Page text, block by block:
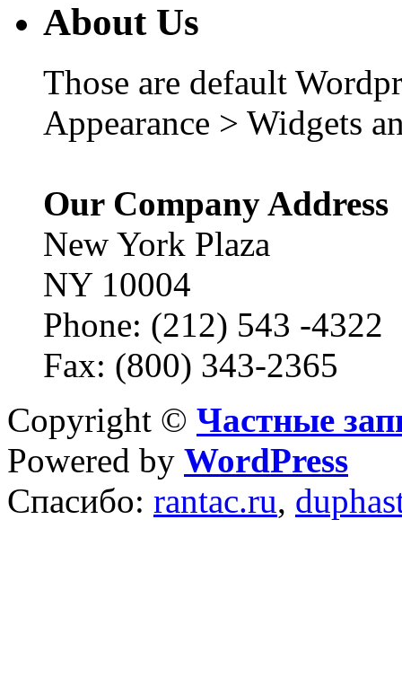
About Us
Those are default
Appearance > Widgets
Our Company Address
New York Plaza
NY 10004
Phone: (212) 543 -4322
Fax: (800) 343-2365
Copyright © Частные
Powered by WordPress
Спасибо: rantac.ru,